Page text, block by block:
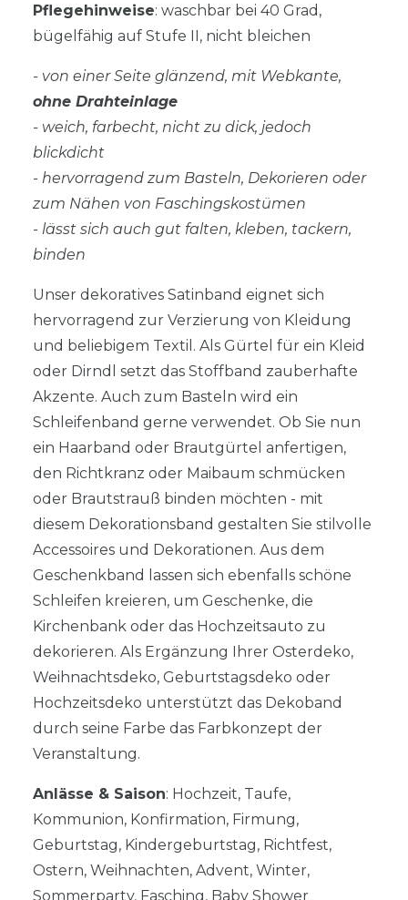
Pflegehinweise: waschbar bei 40 Grad,
bügelfähig auf Stufe II, nicht bleichen
- von einer Seite glänzend, mit Webkante,
ohne Drahteinlage
- weich, farbecht, nicht zu dick, jedoch
blickdicht
- hervorragend zum Basteln, Dekorieren oder
zum Nähen von Faschingskostümen
- lässt sich auch gut falten, kleben, tackern,
binden
Unser dekoratives Satinband eignet sich
hervorragend zur Verzierung von Kleidung
und beliebigem Textil. Als Gürtel für ein Kleid
oder Dirndl setzt das Stoffband zauberhafte
Akzente. Auch zum Basteln wird ein
Schleifenband gerne verwendet. Ob Sie nun
ein Haarband oder Brautgürtel anfertigen,
den Richtkranz oder Maibaum schmücken
oder Brautstrauß binden möchten - mit
diesem Dekorationsband gestalten Sie stilvolle
Accessoires und Dekorationen. Aus dem
Geschenkband lassen sich ebenfalls schöne
Schleifen kreieren, um Geschenke, die
Kirchenbank oder das Hochzeitsauto zu
dekorieren. Als Ergänzung Ihrer Osterdeko,
Weihnachtsdeko, Geburtstagsdeko oder
Hochzeitsdeko unterstützt das Dekoband
durch seine Farbe das Farbkonzept der
Veranstaltung.
Anlässe & Saison: Hochzeit, Taufe,
Kommunion, Konfirmation, Firmung,
Geburtstag, Kindergeburtstag, Richtfest,
Ostern, Weihnachten, Advent, Winter,
Sommerparty, Fasching, Baby Shower